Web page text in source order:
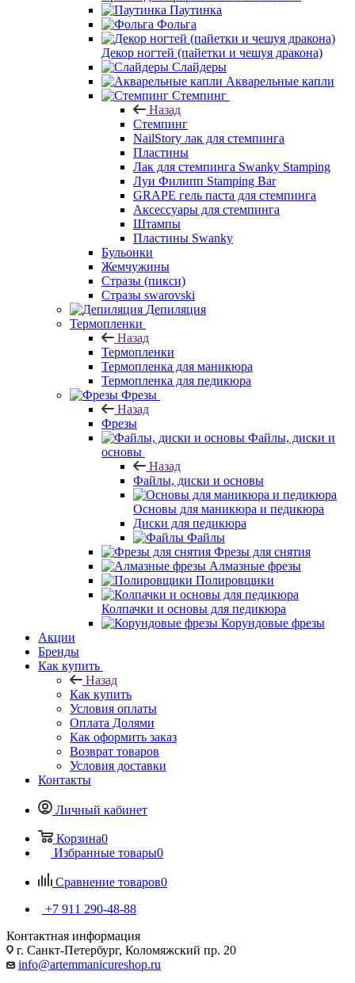
Паутинка
Фольга
Декор ногтей (пайетки и чешуя дракона)
Слайдеры
Акварельные капли
Стемпинг
Назад
Стемпинг
NailStory лак для стемпинга
Пластины
Лак для стемпинга Swanky Stamping
Луи Филипп Stamping Bar
GRAPE гель паста для стемпинга
Аксессуары для стемпинга
Штампы
Пластины Swanky
Бульонки
Жемчужины
Стразы (пикси)
Cтразы swarovski
Депиляция
Термопленки
Назад
Термопленки
Термопленка для маникюра
Термопленка для педикюра
Фрезы
Назад
Фрезы
Файлы, диски и
основы
Назад
Файлы, диски и основы
Основы для маникюра и педикюра
Диски для педикюра
Файлы
Фрезы для снятия
Алмазные фрезы
Полировщики
Колпачки и основы для педикюра
Корундовые фрезы
Акции
Бренды
Как купить
Назад
Как купить
Условия оплаты
Оплата Долями
Как оформить заказ
Возврат товаров
Условия доставки
Контакты
Личный кабинет
Корзина0
Избранные товары0
Сравнение товаров0
+7 911 290-48-88
Контактная информация
г. Санкт-Петербург, Коломяжский пр. 20
info@artemmanicureshop.ru